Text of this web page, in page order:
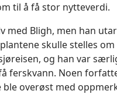
til å få stor nytteverdi.
med Bligh, men han
skulle stelles
og han var
ferskvann. Noen
ble overøst med